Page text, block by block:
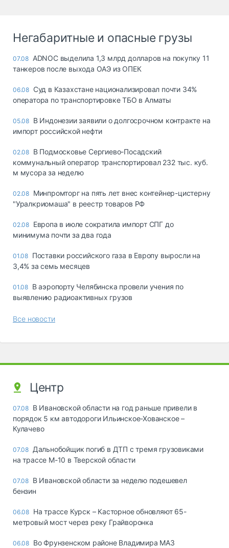
Негабаритные и опасные грузы
07.08 ADNOC выделила 1,3 млрд долларов на покупку 11
танкеров после выхода ОАЭ из ОПЕК
06.08 Суд в Казахстане национализировал почти 34%
оператора по транспортировке ТБО в Алматы
05.08 В Индонезии заявили о долгосрочном контракте на
импорт российской нефти
02.08 В Подмосковье Сергиево-Посадский
коммунальный оператор транспортировал 232 тыс. куб.
м мусора за неделю
02.08 Минпромторг на пять лет внес контейнер-цистерну
"Уралкриомаша" в реестр товаров РФ
02.08 Европа в июле сократила импорт СПГ до
минимума почти за два года
01.08 Поставки российского газа в Европу выросли на
3,4% за семь месяцев
01.08 В аэропорту Челябинска провели учения по
выявлению радиоактивных грузов
Все новости
Центр
07.08 В Ивановской области на год раньше привели в
порядок 5 км автодороги Ильинское-Хованское –
Кулачево
07.08 Дальнобойщик погиб в ДТП с тремя грузовиками
на трассе М-10 в Тверской области
07.08 В Ивановской области за неделю подешевел
бензин
06.08 На трассе Курск – Касторное обновляют 65-
метровый мост через реку Грайворонка
06.08 Во Фрунзенском районе Владимира МАЗ